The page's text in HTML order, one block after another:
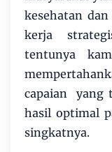
kesehatan dan
kerja
tentunya
capaian yang
hasil optimal
singkatnya.